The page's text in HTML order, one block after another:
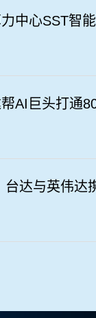
中心SST智
AI巨头打通
台达与英伟达